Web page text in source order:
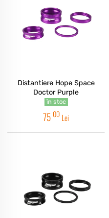
Distantiere Hope Space
Doctor Purple
în stoc
75 00 Lei